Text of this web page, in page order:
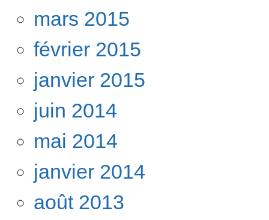
mars 2015
février 2015
janvier 2015
juin 2014
mai 2014
janvier 2014
août 2013